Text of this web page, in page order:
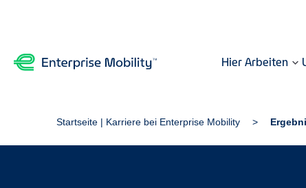
Hier Arbeiten
Startseite | Karriere bei Enterprise Mobility